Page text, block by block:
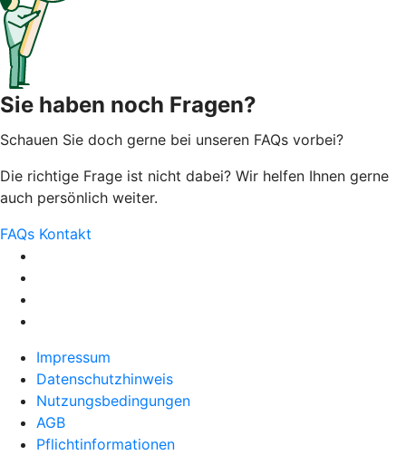
Sie haben noch Fragen?
Schauen Sie doch gerne bei unseren FAQs vorbei?
Die richtige Frage ist nicht dabei? Wir helfen Ihnen gerne
auch persönlich weiter.
FAQs Kontakt
Impressum
Datenschutzhinweis
Nutzungsbedingungen
AGB
Pflichtinformationen